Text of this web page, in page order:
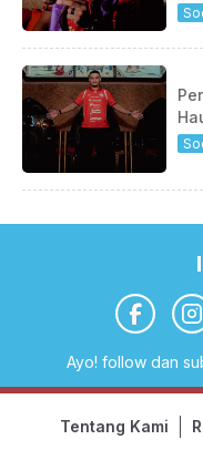
Ayo! follow dan
Tentang Kami